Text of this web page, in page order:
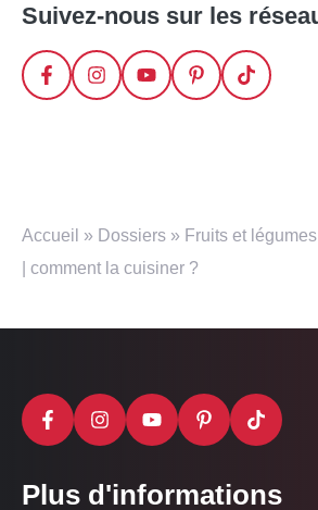
Suivez-nous sur les
Accueil » Dossiers » Fruits et légumes
| comment la cuisiner ?
Plus d'informations